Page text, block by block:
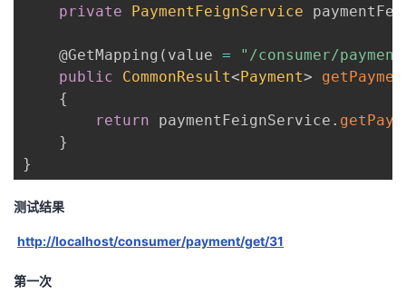
private
PaymentFeignService
@GetMapping ( value =
"/consumer/
public
CommonResult< Payment>
{
return paymentFeignService .
}
}
测试结果
http://localhost/consumer/payment/get/31
第一次